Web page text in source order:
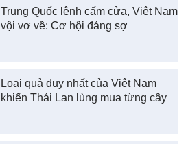
Trung Quốc lệnh cấm cửa, Việt Nam
vội vơ về: Cơ hội đáng sợ
Loại quả duy nhất của Việt Nam
khiến Thái Lan lùng mua từng cây